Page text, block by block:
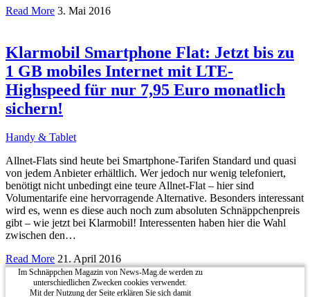
Read More 3. Mai 2016
Klarmobil Smartphone Flat: Jetzt bis zu
1 GB mobiles Internet mit LTE-
Highspeed für nur 7,95 Euro monatlich
sichern!
Handy & Tablet
Allnet-Flats sind heute bei Smartphone-Tarifen Standard und quasi
von jedem Anbieter erhältlich. Wer jedoch nur wenig telefoniert,
benötigt nicht unbedingt eine teure Allnet-Flat – hier sind
Volumentarife eine hervorragende Alternative. Besonders interessant
wird es, wenn es diese auch noch zum absoluten Schnäppchenpreis
gibt – wie jetzt bei Klarmobil! Interessenten haben hier die Wahl
zwischen den…
Read More 21. April 2016
Im Schnäppchen Magazin von News-Mag.de werden zu
unterschiedlichen Zwecken cookies verwendet.
Mit der Nutzung der Seite erklären Sie sich damit